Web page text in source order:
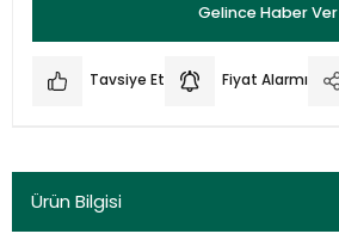
Gelince Haber Ver
Tavsiye Et Fiyat Alarmı
Ürün Bilgisi